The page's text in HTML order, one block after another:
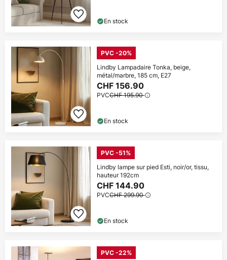
En stock
PVC -20%
Lindby Lampadaire Tonka, beige,
métal/marbre, 185 cm, E27
CHF 156.90
PVCCHF 195.90
En stock
PVC -51%
Lindby lampe sur pied Esti, noir/or, tissu,
hauteur 192cm
CHF 144.90
PVCCHF 299.90
En stock
PVC -22%